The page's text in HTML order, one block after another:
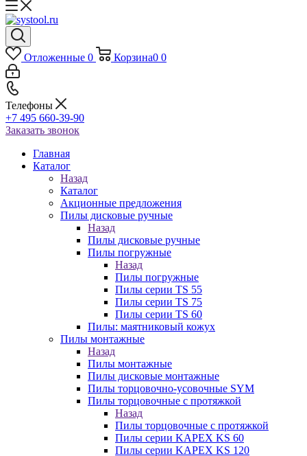
Отложенные 0 Корзина0 0
Телефоны
+7 495 660-39-90
Заказать звонок
Главная
Каталог
Назад
Каталог
Акционные предложения
Пилы дисковые ручные
Назад
Пилы дисковые ручные
Пилы погружные
Назад
Пилы погружные
Пилы серии TS 55
Пилы серии TS 75
Пилы серии TS 60
Пилы: маятниковый кожух
Пилы монтажные
Назад
Пилы монтажные
Пилы дисковые монтажные
Пилы торцовочно-усовочные SYM
Пилы торцовочные с протяжкой
Назад
Пилы торцовочные с протяжкой
Пилы серии KAPEX KS 60
Пилы серии KAPEX KS 120